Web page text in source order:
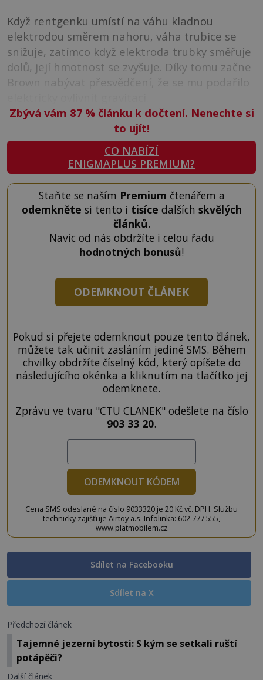
Když rentgenku umístí na váhu kladnou
elektrodou směrem nahoru, váha trubice se
snižuje, zatímco když elektroda trubky směřuje
dolů, její hmotnost se zvyšuje. Díky tomu začne
Brown nabývat přesvědčení, že se mu podařilo
Zbývá vám 87 %článku k dočtení. Nenechte si
to ujít!
CO NABÍZÍ
ENIGMAPLUS PREMIUM?
Staňte se naším Premium čtenářem a
odemkněte si tento i tisíce dalších skvělých
článků.
Navíc od nás obdržíte i celou řadu
hodnotných bonusů!
ODEMKNOUT ČLÁNEK
Pokud si přejete odemknout pouze tento článek,
můžete tak učinit zasláním jediné SMS. Během
chvilky obdržíte číselný kód, který opíšete do
následujícího okénka a kliknutím na tlačítko jej
odemknete.
Zprávu ve tvaru "CTU CLANEK" odešlete na číslo
903 33 20.
ODEMKNOUT KÓDEM
Cena SMS odeslané na číslo 9033320 je 20 Kč vč. DPH. Službu
technicky zajišťuje Airtoy a.s. Infolinka: 602 777 555,
www.platmobilem.cz
Sdílet na Facebooku
Sdílet na X
Předchozí článek
Tajemné jezerní bytosti: S kým se setkali ruští
potápěči?
Další článek